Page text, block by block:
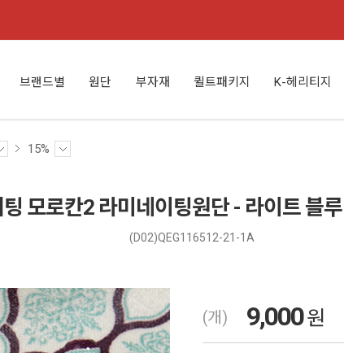
브랜드별 원단 부자재 퀼트패키지 K-헤리티지
15%
모로칸2 라미네이팅원단 - 라이트
(D02)QEG116512-21-1A
(개) 9,000원